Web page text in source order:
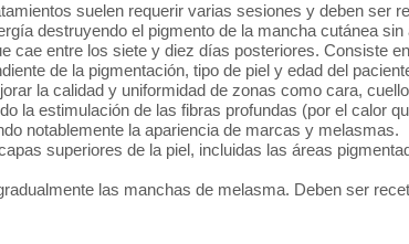
suelen requerir varias sesiones y deben ser
destruyendo el pigmento de la mancha cutánea sin
cae entre los siete y diez días posteriores. Consiste en
de la pigmentación, tipo de piel y edad del
la calidad y uniformidad de zonas como cara,
la estimulación de las fibras profundas (por el calor
notablemente la apariencia de marcas y melasmas.
superiores de la piel, incluidas las áreas
las manchas de melasma. Deben ser